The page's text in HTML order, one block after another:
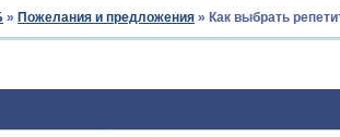
» Пожелания и предложения » Как выбрать